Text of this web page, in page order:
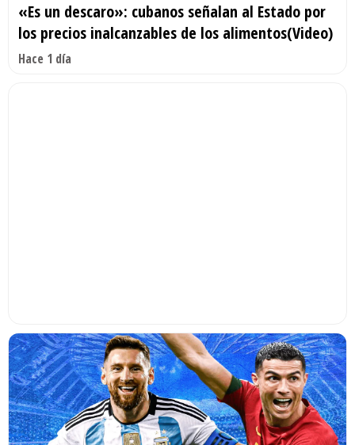
«Es un descaro»: cubanos señalan al Estado por
los precios inalcanzables de los alimentos(Video)
Hace 1 día